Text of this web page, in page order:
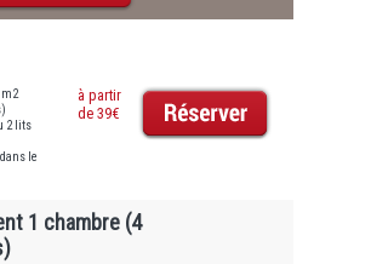
m2
2 lits
le
à partir
de 39€
1 chambre (4